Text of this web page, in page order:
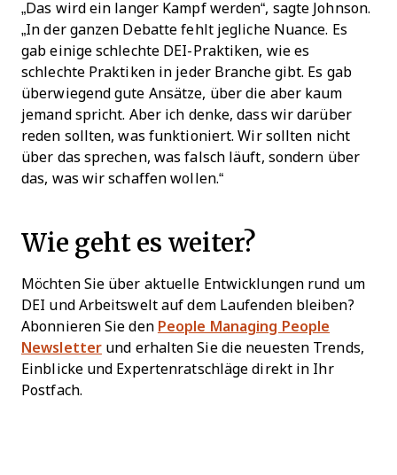
„Das wird ein langer Kampf werden“, sagte Johnson.
„In der ganzen Debatte fehlt jegliche Nuance. Es
gab einige schlechte DEI-Praktiken, wie es
schlechte Praktiken in jeder Branche gibt. Es gab
überwiegend gute Ansätze, über die aber kaum
jemand spricht. Aber ich denke, dass wir darüber
reden sollten, was funktioniert. Wir sollten nicht
über das sprechen, was falsch läuft, sondern über
das, was wir schaffen wollen.“
Wie geht es weiter?
Möchten Sie über aktuelle Entwicklungen rund um
DEI und Arbeitswelt auf dem Laufenden bleiben?
Abonnieren Sie den People Managing People
Newsletter und erhalten Sie die neuesten Trends,
Einblicke und Expertenratschläge direkt in Ihr
Postfach.